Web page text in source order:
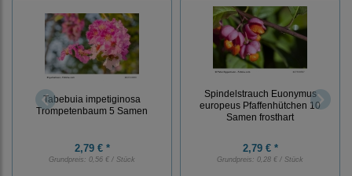
Tabebuia impetiginosa
Trompetenbaum 5 Samen
2,79 € *
Grundpreis: 0,56 € / Stück
Spindelstrauch Euonymus
europeus Pfaffenhütchen 10
Samen frosthart
2,79 € *
Grundpreis: 0,28 € / Stück